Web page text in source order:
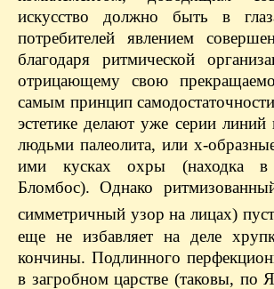
искусство должно быть в
потребителей явлением
благодаря ритмической
отрицающему свою
самым принцип
эстетике делают уже серии
людьми палеолита, или х-
ими кусках охры (находка в
Бломбос). Однако
симметричный узор на лицах)
еще не избавляет на деле
кончины. Подлинного
в загробном царстве (таковы, по